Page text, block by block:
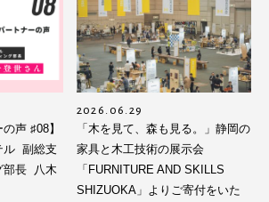
声 ♯08】
ル 副総支
部長 八木
2026.06.29
「木を見て、森も見る。」静岡の
家具と木工技術の展示会
「FURNITURE AND SKILLS
SHIZUOKA」よりご寄付をいた